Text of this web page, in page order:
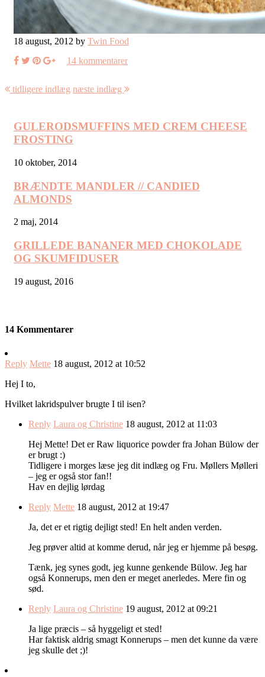
18 august, 2012 by Twin Food
14 kommentarer
tidligere indlæg næste indlæg
GULERODSMUFFINS MED CREM CHEESE
FROSTING
10 oktober, 2014
BRÆNDTE MANDLER // CANDIED
ALMONDS
2 maj, 2014
GRILLEDE BANANER MED CHOKOLADE
OG SKUMFIDUSER
19 august, 2016
14 Kommentarer
Reply Mette 18 august, 2012 at 10:52
Hej I to,
Hvilket lakridspulver brugte I til isen?
Reply Laura og Christine 18 august, 2012 at 11:03
Hej Mette! Det er Raw liquorice powder fra Johan Bülow der
er brugt :)
Tidligere i morges læse jeg dit indlæg og Fru. Møllers Mølleri
– jeg er også stor fan!!
Hav en dejlig lørdag
Reply Mette 18 august, 2012 at 19:47
Ja, det er et rigtig dejligt sted! En helt anden verden.
Jeg prøver altid at komme derud, når jeg er hjemme på besøg.
Tænk, jeg synes godt, jeg kunne genkende Bülow. Jeg har
også Konnerups, men den er meget anerledes. Mere fin og
sød.
Reply Laura og Christine 19 august, 2012 at 09:21
Ja lige præcis – så hyggeligt et sted!
Har faktisk aldrig smagt Konnerups – men det kunne da være
jeg skulle det ;)!